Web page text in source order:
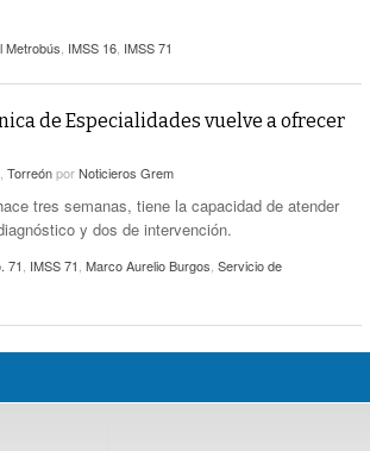
Metrobús IMSS 16 IMSS 71
de Especialidades vuelve a ofrecer
TorreónporNoticieros Grem
tres semanas, tiene la capacidad de atender
y dos de intervención.
71 IMSS 71 Marco Aurelio Burgos Servicio de